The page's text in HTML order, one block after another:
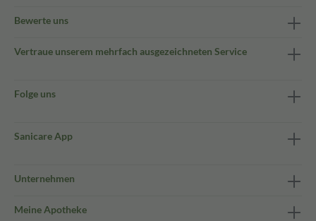
Bewerte uns
Vertraue unserem mehrfach ausgezeichneten Service
Folge uns
Sanicare App
Unternehmen
Meine Apotheke